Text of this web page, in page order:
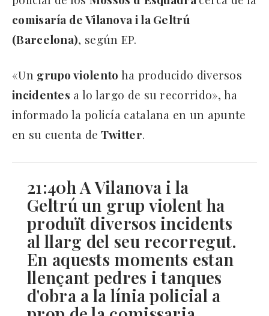
comisaría de Vilanova i la Geltrú
(Barcelona), según EP.
«Un grupo violento ha producido diversos
incidentes a lo largo de su recorrido», ha
informado la policía catalana en un apunte
en su cuenta de Twitter.
21:40h A Vilanova i la
Geltrú un grup violent ha
produït diversos incidents
al llarg del seu recorregut.
En aquests moments estan
llençant pedres i tanques
d'obra a la línia policial a